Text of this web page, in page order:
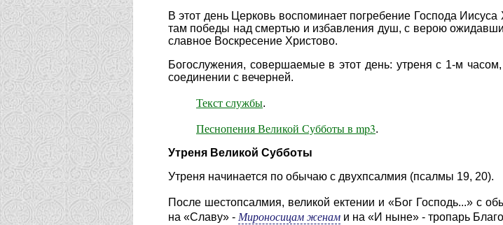
В этот день Церковь воспоминает погребение Господа
там побе­ды над смертью и избавления душ, с верою
славное Воскресение Христово.
Богослужения, совершаемые в этот день: утреня с 1-м
соедине­нии с вечерней.
Текст службы.
Песнопения Великой Субботы в mp3.
Утреня Великой Субботы
Утреня начинается по обычаю с двухпсалмия (псалмы 19, 20).
После шестопсалмия, великой ектении и «Бог Господь...» с
на «Славу» - Мироносицам женам и на «И ныне» - тропарь